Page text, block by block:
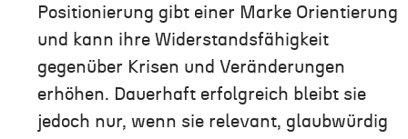
Positionierung gibt einer Marke Orientierung
und kann ihre Widerstandsfähigkeit
gegenüber Krisen und Veränderungen
erhöhen. Dauerhaft erfolgreich bleibt sie
jedoch nur, wenn sie relevant, glaubwürdig